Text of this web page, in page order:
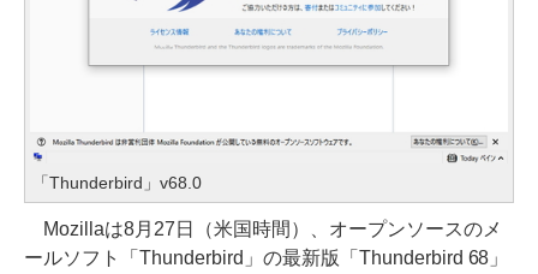
「Thunderbird」v68.0
Mozillaは8月27日（米国時間）、オープンソースのメ
ールソフト「Thunderbird」の最新版「Thunderbird 68」